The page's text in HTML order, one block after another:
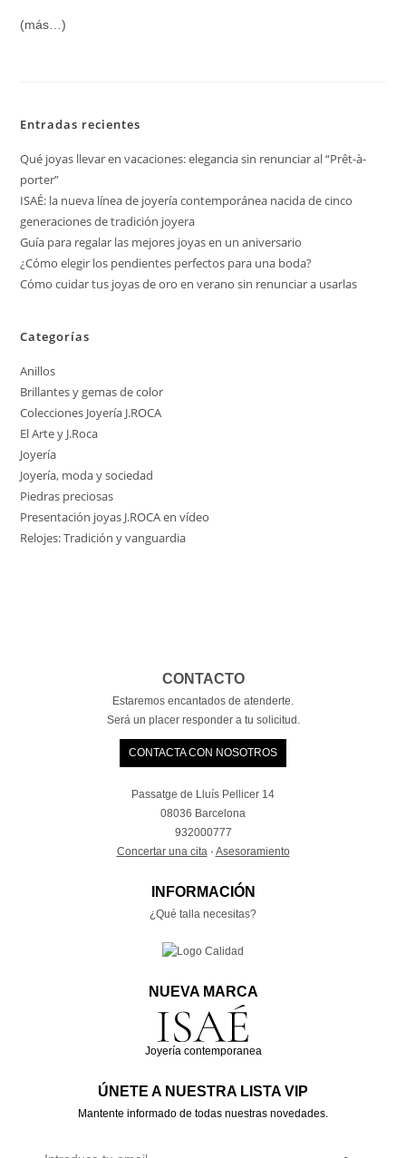
(más…)
Entradas recientes
Qué joyas llevar en vacaciones: elegancia sin renunciar al “Prêt-à-
porter”
ISAÉ: la nueva línea de joyería contemporánea nacida de cinco
generaciones de tradición joyera
Guía para regalar las mejores joyas en un aniversario
¿Cómo elegir los pendientes perfectos para una boda?
Cómo cuidar tus joyas de oro en verano sin renunciar a usarlas
Categorías
Anillos
Brillantes y gemas de color
Colecciones Joyería J.ROCA
El Arte y J.Roca
Joyería
Joyería, moda y sociedad
Piedras preciosas
Presentación joyas J.ROCA en vídeo
Relojes: Tradición y vanguardia
CONTACTO
Estaremos encantados de atenderte.
Será un placer responder a tu solicitud.
CONTACTA CON NOSOTROS
Passatge de Lluís Pellicer 14
08036 Barcelona
932000777
Concertar una cita · Asesoramiento
INFORMACIÓN
¿Qué talla necesitas?
NUEVA MARCA
Joyería contemporanea
ÚNETE A NUESTRA LISTA VIP
Mantente informado de todas nuestras novedades.